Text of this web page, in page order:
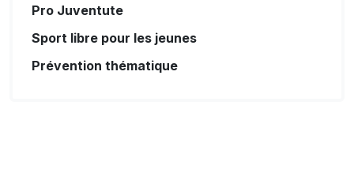
Pro Juventute
Sport libre pour les jeunes
Prévention thématique